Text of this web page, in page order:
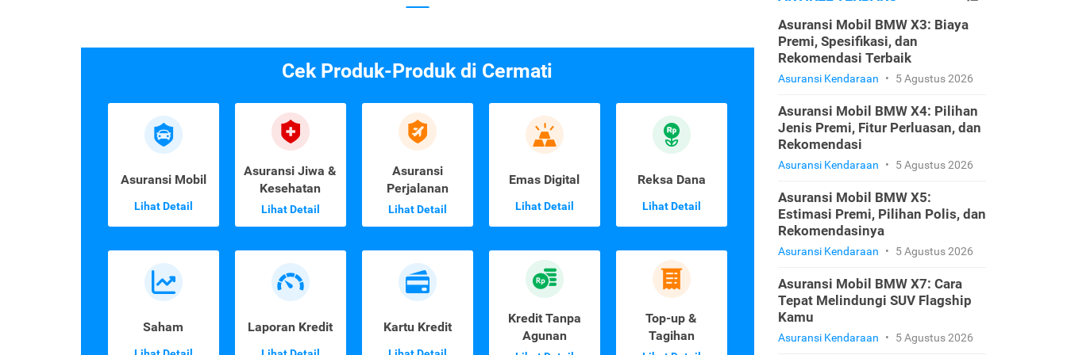
Cek Produk-Produk di Cermati
Asuransi Mobil
Lihat Detail
Asuransi Jiwa &
Kesehatan
Lihat Detail
Asuransi
Perjalanan
Lihat Detail
Emas Digital
Lihat Detail
Reksa Dana
Lihat Detail
Saham Laporan Kredit Kartu Kredit
Kredit Tanpa
Agunan
Top-up &
Tagihan
Asuransi Mobil BMW X3: Biaya
Premi, Spesifikasi, dan
Rekomendasi Terbaik
Asuransi Kendaraan • 5 Agustus 2026
Asuransi Mobil BMW X4: Pilihan
Jenis Premi, Fitur Perluasan, dan
Rekomendasi
Asuransi Kendaraan • 5 Agustus 2026
Asuransi Mobil BMW X5:
Estimasi Premi, Pilihan Polis, dan
Rekomendasinya
Asuransi Kendaraan • 5 Agustus 2026
Asuransi Mobil BMW X7: Cara
Tepat Melindungi SUV Flagship
Kamu
Asuransi Kendaraan • 5 Agustus 2026